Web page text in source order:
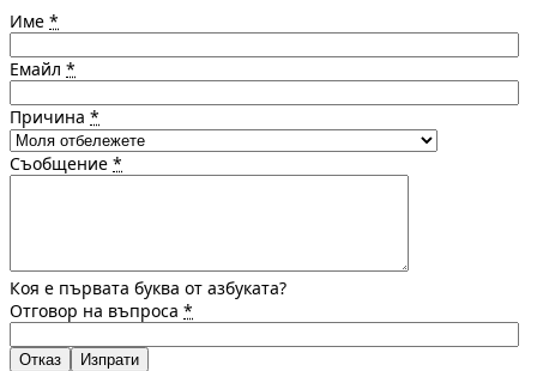
Име *
Емайл *
Причина *
Съобщение *
Коя е първата буква от азбуката?
Отговор на въпроса *
Отказ